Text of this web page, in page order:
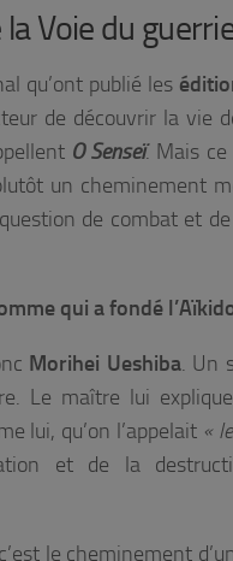
la Voie du
qu’ont publié les
de découvrir la vie
O Senseï. Mais ce
un cheminement
de combat et
qui a fondé
Morihei Ueshiba. Un
Le maître lui
lui, qu’on l’appelait «
et de la
le cheminement